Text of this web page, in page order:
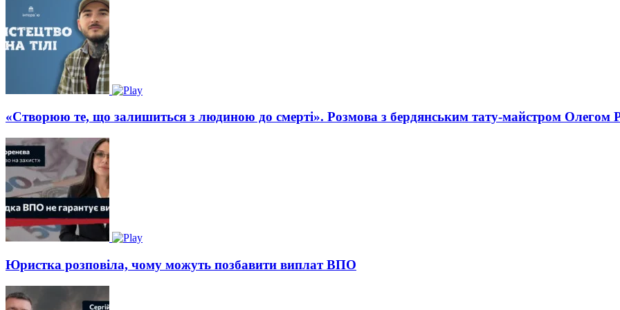
«Створюю те, що залишиться з людиною до смерті». Розмова з бердянським тату-майстром Олегом
Юристка розповіла, чому можуть позбавити виплат ВПО